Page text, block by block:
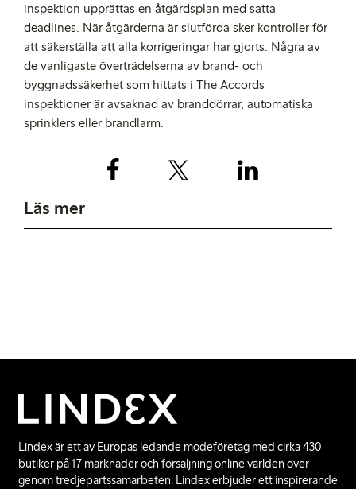
inspektion upprättas en åtgärdsplan med satta
deadlines. När åtgärderna är slutförda sker kontroller för
att säkerställa att alla korrigeringar har gjorts. Några av
de vanligaste överträdelserna av brand- och
byggnadssäkerhet som hittats i The Accords
inspektioner är avsaknad av branddörrar, automatiska
sprinklers eller brandlarm.
Läs merArbetsförhållanden
Lindex är ett av Europas ledande modeföretag med cirka 430
butiker på 17 marknader och försäljning online världen över
genom tredjepartssamarbeten. Lindex erbjuder ett inspirerande